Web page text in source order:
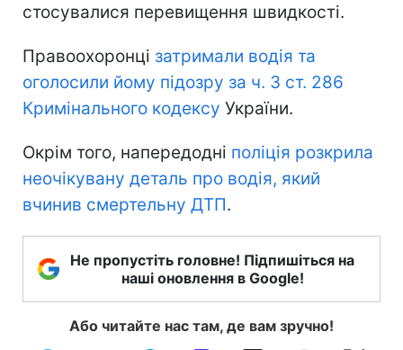
стосувалися перевищення швидкості.
Правоохоронці затримали водія та
оголосили йому підозру за ч. 3 ст. 286
Кримінального кодексу України.
Окрім того, напередодні поліція розкрила
неочікувану деталь про водія, який
вчинив смертельну ДТП.
Не пропустіть головне! Підпишіться на
наші оновлення в Google!
Або читайте нас там, де вам зручно!